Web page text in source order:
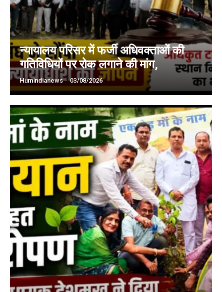
न्यायालय परिसर में फर्जी अधिवक्ताओं की
गतिविधियों पर रोक लगाने की मांग,
Humindianews - 03/08/2026